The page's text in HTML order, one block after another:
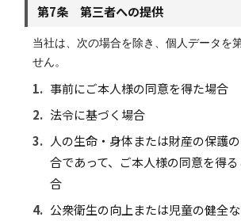
第7条 第三者への提供
当社は、次の場合を除き、個人データを
せん。
1. 事前にご本人様の同意を得た場合
2. 法令に基づく場合
3. 人の生命・身体または財産の保護
合であって、ご本人様の同意を得
合
4. 公衆衛生の向上または児童の健全